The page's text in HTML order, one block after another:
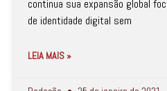
continua sua expansão global
de identidade digital sem
LEIA MAIS »